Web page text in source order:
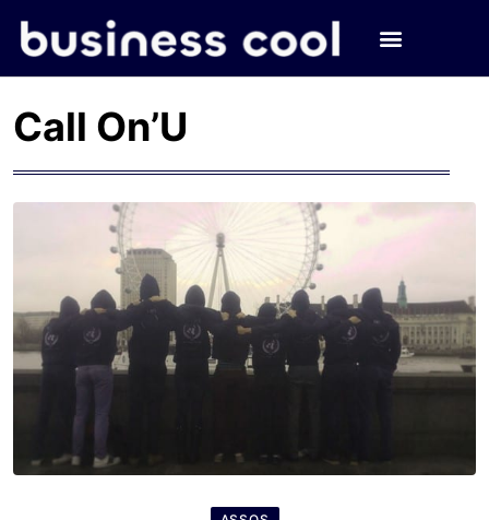
Call On’U